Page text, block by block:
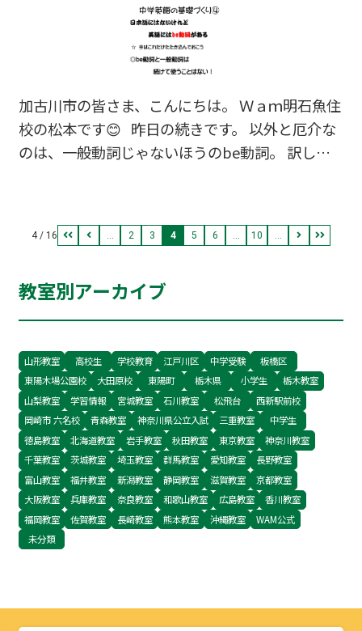
分けて考えていきます。なぜならルールが違うか
加古川市の皆さま、こんにちは。 Ｗａｍ明石魚住
校の松本です😊 昨日の続きです。 以外と厄介な
のは、一般動詞じゃないほうのbe動詞。 訳し方
ないので混乱するんですね。 英文におけるシンプ
ルな基本でありつつ英語を苦手にさせてしまう元
危険！！be動詞と一般動詞は続けて使う事はな
い。 これだけインプットしましょう。
4 / 16 ... 2 3 4 5 6 ... 10 ...
教室別アーカイブ
山形教室 高校生 学校教育 江戸川区 中学受験
板橋区
東陽木場公園校
大田原校 東陽町 栃木県 小学生
栃木教室
山梨教室
学習情報 宮城教室 石川教室 松飛台
西新駅前校
岡崎市 六名校
青森教室 神奈川県公立入試 三重教室
中学生
徳島教室
北海道教室 岩手教室 秋田教室 東京教室
神奈川教室
千葉教室
茨城教室 埼玉教室 群馬教室 愛知教室
長野教室
富山教室
福井教室 新潟教室 静岡教室 滋賀教室
京都教室
大阪教室
兵庫教室 奈良教室 和歌山教室 広島教室
香川教室
福岡教室
佐賀教室 長崎教室 熊本教室 沖縄教室
WAM公式
未分類